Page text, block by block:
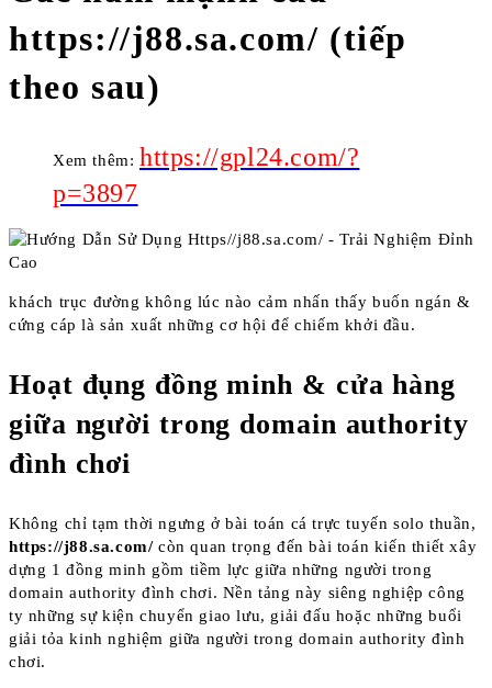
https://j88.sa.com/ (tiếp
theo sau)
Xem thêm: https://gpl24.com/?
p=3897
khách trục đường không lúc nào cảm nhấn thấy buốn ngán &
cứng cáp là sản xuất những cơ hội để chiếm khởi đầu.
Hoạt đụng đồng minh & cửa hàng
giữa người trong domain authority
đình chơi
Không chỉ tạm thời ngưng ở bài toán cá trực tuyến solo thuần,
https://j88.sa.com/còn quan trọng đến bài toán kiến thiết xây
dựng 1 đồng minh gồm tiềm lực giữa những người trong
domain authority đình chơi. Nền tảng này siêng nghiệp công
ty những sự kiện chuyển giao lưu, giải đấu hoặc những buổi
giải tỏa kinh nghiệm giữa người trong domain authority đình
chơi.